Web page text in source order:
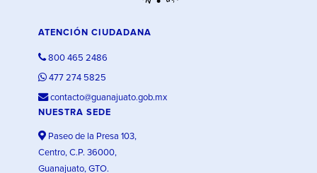
ATENCIÓN CIUDADANA
800 465 2486
477 274 5825
contacto@guanajuato.gob.mx
NUESTRA SEDE
Paseo de la Presa 103,
Centro, C.P. 36000,
Guanajuato, GTO.